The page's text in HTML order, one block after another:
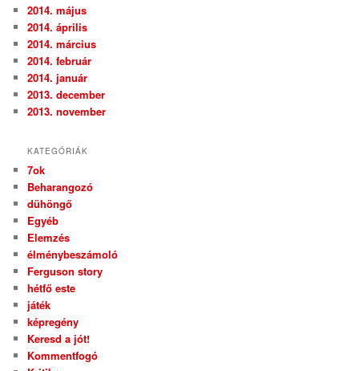
2014. május
2014. április
2014. március
2014. február
2014. január
2013. december
2013. november
KATEGÓRIÁK
7ok
Beharangozó
dühöngő
Egyéb
Elemzés
élménybeszámoló
Ferguson story
hétfő este
játék
képregény
Keresd a jót!
Kommentfogó